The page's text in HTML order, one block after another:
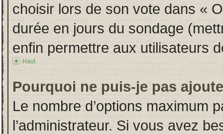
choisir lors de son vote dans «
durée en jours du sondage
enfin permettre aux utilisateurs
Haut
Pourquoi ne puis-je pas
Le nombre d’options maximum
l’administrateur. Si vous avez